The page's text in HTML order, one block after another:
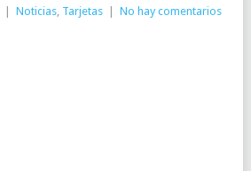
Noticias, Tarjetas No hay comentarios